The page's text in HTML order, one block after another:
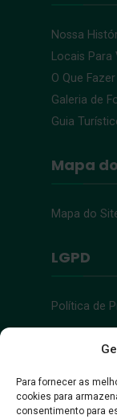
Para fornecer as
cookies para
consentimento para
Nossa
Locais Para
O Que
Galeria de
Guia
Mapa
Mapa do
LGPD
Política de